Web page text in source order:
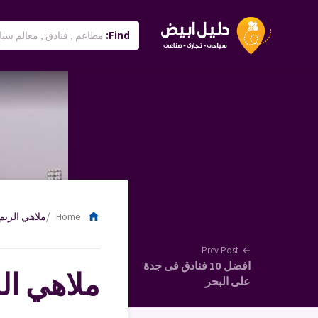
Find:
home
Home ملاهي
←
Prev Post
افضل 10 فنادق فى جدة
على البحر
ملاهي